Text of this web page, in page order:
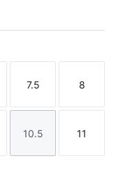
Talla
7.5
Talla
8
Talla
10.5
Talla
11